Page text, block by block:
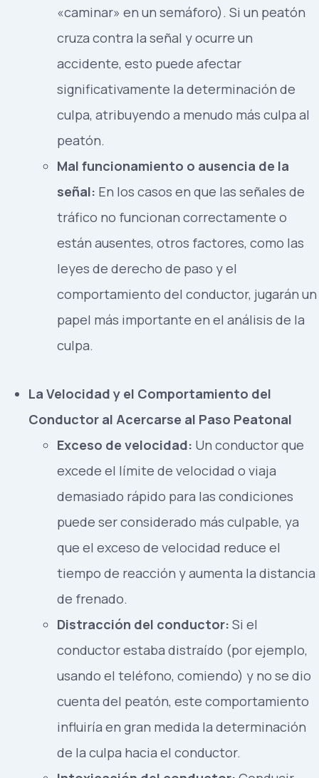
«caminar» en un semáforo). Si un peatón
cruza contra la señal y ocurre un
accidente, esto puede afectar
significativamente la determinación de
culpa, atribuyendo a menudo más culpa al
peatón.
Mal funcionamiento o ausencia de la
señal: En los casos en que las señales de
tráfico no funcionan correctamente o
están ausentes, otros factores, como las
leyes de derecho de paso y el
comportamiento del conductor, jugarán un
papel más importante en el análisis de la
culpa.
La Velocidad y el Comportamiento del
Conductor al Acercarse al Paso Peatonal
Exceso de velocidad: Un conductor que
excede el límite de velocidad o viaja
demasiado rápido para las condiciones
puede ser considerado más culpable, ya
que el exceso de velocidad reduce el
tiempo de reacción y aumenta la distancia
de frenado.
Distracción del conductor: Si el
conductor estaba distraído (por ejemplo,
usando el teléfono, comiendo) y no se dio
cuenta del peatón, este comportamiento
influiría en gran medida la determinación
de la culpa hacia el conductor.